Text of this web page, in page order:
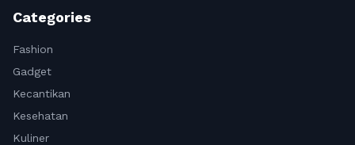
Categories
Fashion
Gadget
Kecantikan
Kesehatan
Kuliner